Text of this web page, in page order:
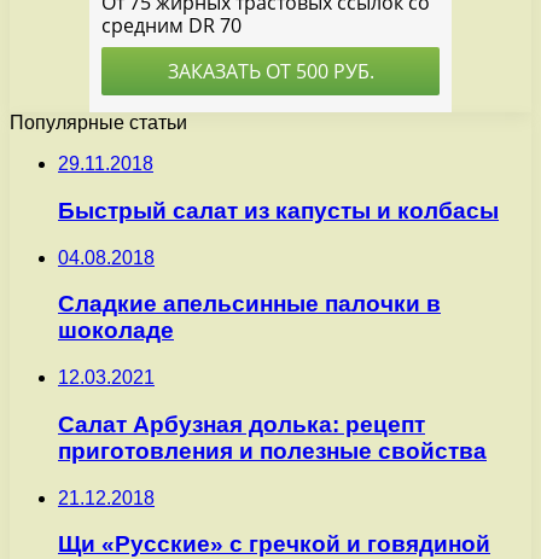
Популярные статьи
29.11.2018
Быстрый салат из капусты и колбасы
04.08.2018
Сладкие апельсинные палочки в
шоколаде
12.03.2021
Салат Арбузная долька: рецепт
приготовления и полезные свойства
21.12.2018
Щи «Русские» с гречкой и говядиной